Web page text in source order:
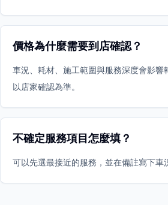
價格為什麼需要到店確認？
車況、耗材、施工範圍與服務深度會影響
以店家確認為準。
不確定服務項目怎麼填？
可以先選最接近的服務，並在備註寫下車